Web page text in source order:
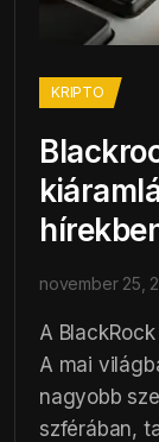
KRIPTO
november 25,
A
A mai
nagyobb
szférában,